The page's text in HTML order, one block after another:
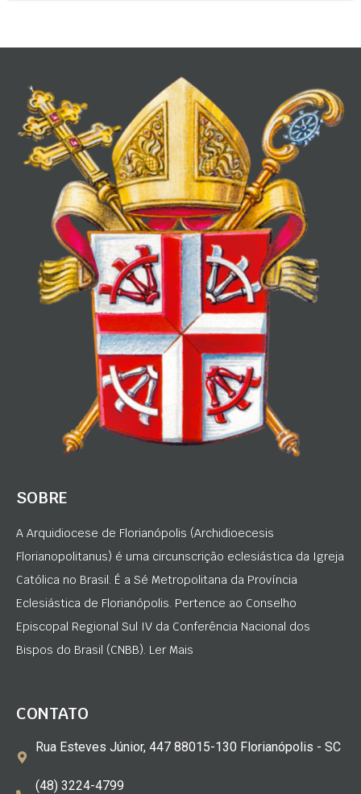
SOBRE
A Arquidiocese de Florianópolis (Archidioecesis
Florianopolitanus) é uma circunscrição eclesiástica da Igreja
Católica no Brasil. É a Sé Metropolitana da Província
Eclesiástica de Florianópolis. Pertence ao Conselho
Episcopal Regional Sul IV da Conferência Nacional dos
Bispos do Brasil (CNBB). Ler Mais
CONTATO
Rua Esteves Júnior, 447 88015-130 Florianópolis - SC
(48) 3224-4799